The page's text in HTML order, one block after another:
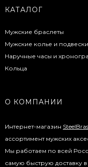
КАТАЛОГ
Мужские браслеты
Мужские колье и подвески
Наручные часы и
Кольца
О КОМПАНИИ
Интернет-магазин
ассортимент мужских
Мы работаем по всей
самую быструю доставку